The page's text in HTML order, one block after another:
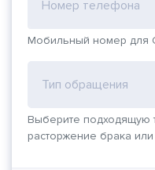
Номер телефона
Мобильный номер для
Тип обращения
Выберите подходящую
расторжение брака